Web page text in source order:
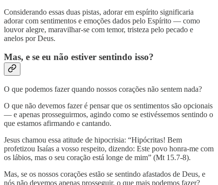
Considerando essas duas pistas, adorar em espírito significaria
adorar com sentimentos e emoções dados pelo Espírito — como
louvor alegre, maravilhar-se com temor, tristeza pelo pecado e
anelos por Deus.
Mas, e se eu não estiver sentindo isso?
O que podemos fazer quando nossos corações não sentem nada?
O que não devemos fazer é pensar que os sentimentos são opcionais
— e apenas prosseguirmos, agindo como se estivéssemos sentindo o
que estamos afirmando e cantando.
Jesus chamou essa atitude de hipocrisia: “Hipócritas! Bem
profetizou Isaías a vosso respeito, dizendo: Este povo honra-me com
os lábios, mas o seu coração está longe de mim” (Mt 15.7-8).
Mas, se os nossos corações estão se sentindo afastados de Deus, e
nós não devemos apenas prosseguir, o que mais podemos fazer?